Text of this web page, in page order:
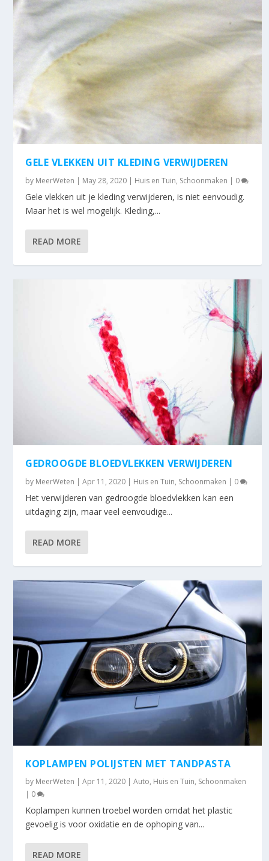
GELE VLEKKEN UIT KLEDING VERWIJDEREN
by MeerWeten | May 28, 2020 | Huis en Tuin, Schoonmaken | 0
Gele vlekken uit je kleding verwijderen, is niet eenvoudig.
Maar het is wel mogelijk. Kleding,...
READ MORE
GEDROOGDE BLOEDVLEKKEN VERWIJDEREN
by MeerWeten |Apr 11, 2020 | Huis en Tuin, Schoonmaken | 0
Het verwijderen van gedroogde bloedvlekken kan een
uitdaging zijn, maar veel eenvoudige...
READ MORE
KOPLAMPEN POLIJSTEN MET TANDPASTA
by MeerWeten |Apr 11, 2020 |Auto, Huis en Tuin, Schoonmaken
| 0
Koplampen kunnen troebel worden omdat het plastic
gevoelig is voor oxidatie en de ophoping van...
READ MORE